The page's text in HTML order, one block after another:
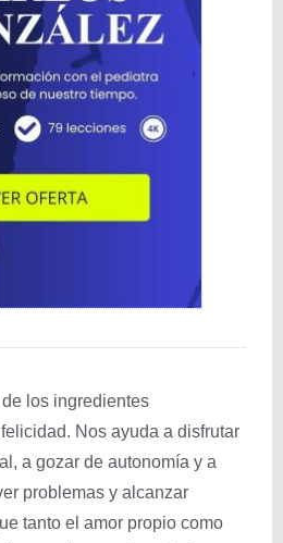
los ingredientes
Nos ayuda a disfrutar
a gozar de autonomía y a
problemas y alcanzar
tanto el amor propio como